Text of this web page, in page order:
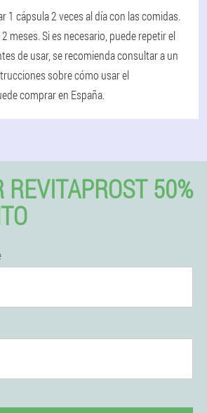
1 cápsula 2 veces al día con las comidas.
meses. Si es necesario, puede repetir el
de usar, se recomienda consultar a un
sobre cómo usar el
comprar en España.
REVITAPROST 50%